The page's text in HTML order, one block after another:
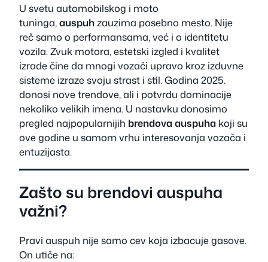
U svetu automobilskog i moto
tuninga, auspuhzauzima posebno mesto. Nije
reč samo o performansama, već i o identitetu
vozila. Zvuk motora, estetski izgled i kvalitet
izrade čine da mnogi vozači upravo kroz izduvne
sisteme izraze svoju strast i stil. Godina 2025.
donosi nove trendove, ali i potvrdu dominacije
nekoliko velikih imena. U nastavku donosimo
pregled najpopularnijih brendova auspuha koji su
ove godine u samom vrhu interesovanja vozača i
entuzijasta.
Zašto su brendovi auspuha
važni?
Pravi auspuh nije samo cev koja izbacuje gasove.
On utiče na: